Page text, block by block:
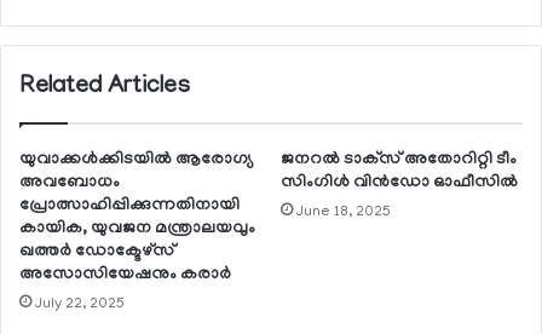
Related Articles
യുവാക്കള്‍ക്കിടയില്‍ ആരോഗ്യ
അവബോധം
പ്രോത്സാഹിപ്പിക്കുന്നതിനായി
കായിക, യുവജന മന്ത്രാലയവും
ഖത്തര്‍ ഡോക്ടേഴ്സ്
അസോസിയേഷനും കരാര്‍
July 22, 2025
ജനറല്‍ ടാക്‌സ് അതോറിറ്റി ടീം
സിംഗിള്‍ വിന്‍ഡോ ഓഫീസില്‍
June 18, 2025